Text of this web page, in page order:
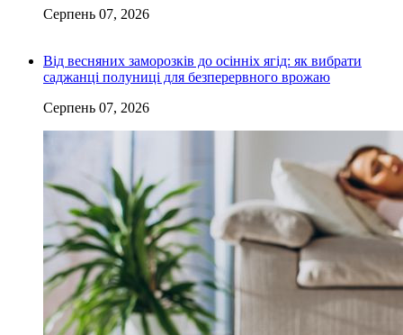
Серпень 07, 2026
Від весняних заморозків до осінніх ягід: як вибрати
саджанці полуниці для безперервного врожаю
Серпень 07, 2026